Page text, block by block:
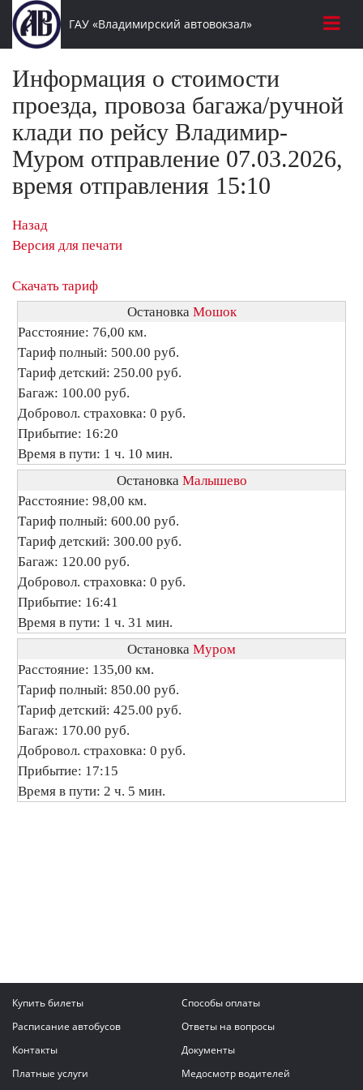
ГАУ «Владимирский автовокзал»
Информация о стоимости
проезда, провоза багажа/ручной
клади по рейсу Владимир-
Муром отправление 07.03.2026,
время отправления 15:10
Назад
Версия для печати
Скачать тариф
Остановка Мошок
Расстояние: 76,00 км.
Тариф полный: 500.00 руб.
Тариф детский: 250.00 руб.
Багаж: 100.00 руб.
Добровол. страховка: 0 руб.
Прибытие: 16:20
Время в пути: 1 ч. 10 мин.
Остановка Малышево
Расстояние: 98,00 км.
Тариф полный: 600.00 руб.
Тариф детский: 300.00 руб.
Багаж: 120.00 руб.
Добровол. страховка: 0 руб.
Прибытие: 16:41
Время в пути: 1 ч. 31 мин.
Остановка Муром
Расстояние: 135,00 км.
Тариф полный: 850.00 руб.
Тариф детский: 425.00 руб.
Багаж: 170.00 руб.
Добровол. страховка: 0 руб.
Прибытие: 17:15
Время в пути: 2 ч. 5 мин.
Купить билеты
Способы оплаты
Расписание автобусов
Ответы на вопросы
Контакты
Документы
Платные услуги
Медосмотр водителей